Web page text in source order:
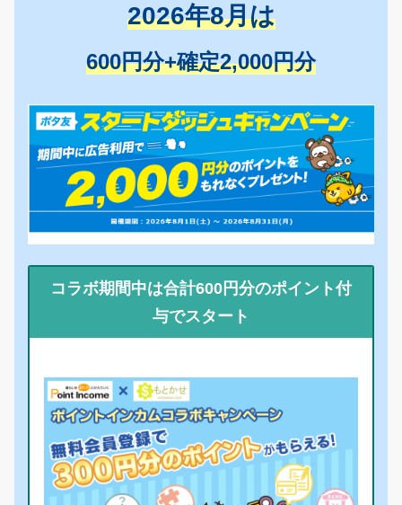
2026年8月は
600円分+確定2,000円分
コラボ期間中は合計600円分のポイント付
与でスタート